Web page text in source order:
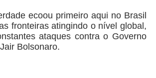
ecoou primeiro aqui no Brasil
fronteiras atingindo o nível global,
ataques contra o Governo
Bolsonaro.